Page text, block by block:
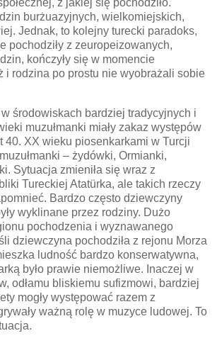
z jakiej się pochodziło.
burżuazyjnych, wielkomiejskich,
Jednak, to kolejny turecki paradoks,
pochodziły z zeuropeizowanych,
kończyły się w momencie
i rodzina po prostu nie wyobrażali sobie
w środowiskach bardziej tradycyjnych i
muzułmanki miały zakaz występów
40. XX wieku piosenkarkami w Turcji
– żydówki, Ormianki,
Sytuacja zmieniła się wraz z
Tureckiej Atatürka, ale takich rzeczy
Bardzo często dziewczyny
wyklinane przez rodziny. Dużo
pochodzenia i wyznawanego
dziewczyna pochodziła z rejonu Morza
ludność bardzo konserwatywna,
było prawie niemożliwe. Inaczej w
odłamu bliskiemu sufizmowi, bardziej
mogły występować razem z
ważną rolę w muzyce ludowej. To